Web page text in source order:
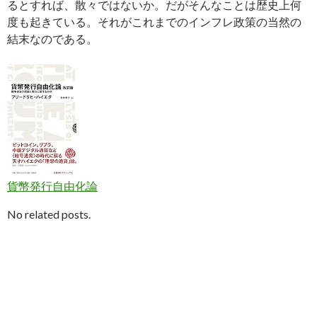
るとすれば、散々ではないか。だがそんなことは歴史上何
度も起きている。それがこれまでのインフレ政策の当然の
結末なのである。
貨幣発行自由化論
No related posts.